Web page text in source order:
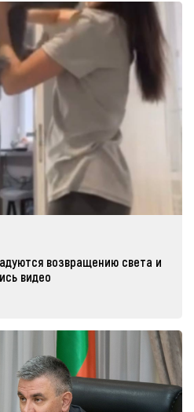
возвращению света и
видео